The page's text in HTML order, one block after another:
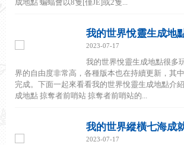
成地點 蝙蝠會以8隻[僅JE]或2隻...
我的世界悅靈生成地
2023-07-17
我的世界悅靈生成地點很多
界的自由度非常高，各種版本也在持續更新，其
完成。下面一起來看看我的世界悅靈生成地點介
成地點 掠奪者前哨站 掠奪者前哨站的...
我的世界縱橫七海成
2023-07-17